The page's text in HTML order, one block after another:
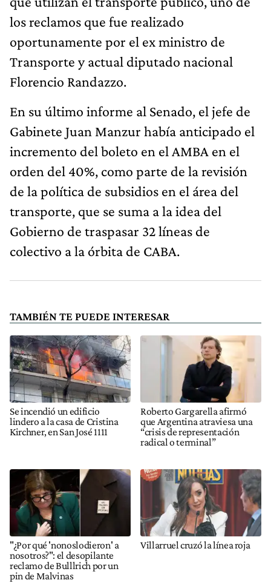
los reclamos que fue realizado
oportunamente por el ex ministro de
Transporte y actual diputado nacional
Florencio Randazzo.
En su último informe al Senado, el jefe de
Gabinete Juan Manzur había anticipado el
incremento del boleto en el AMBA en el
orden del 40%, como parte de la revisión
de la política de subsidios en el área del
transporte, que se suma a la idea del
Gobierno de traspasar 32 líneas de
colectivo a la órbita de CABA.
TAMBIÉN TE PUEDE INTERESAR
Se incendió un edificio
lindero a la casa de Cristina
Kirchner, en San José 1111
Roberto Gargarella afirmó
que Argentina atraviesa una
“crisis de representación
radical o terminal”
"¿Por qué 'nonoslodieron' a
nosotros?": el desopilante
reclamo de Bulllrich por un
pin de Malvinas
Villarruel cruzó la línea roja